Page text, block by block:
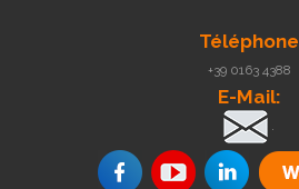
Téléphone
+39 0163 4388
E-Mail:
.